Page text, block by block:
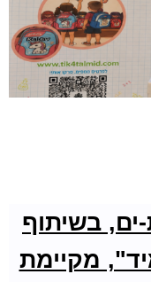
ים, בשיתוף
מקיימת